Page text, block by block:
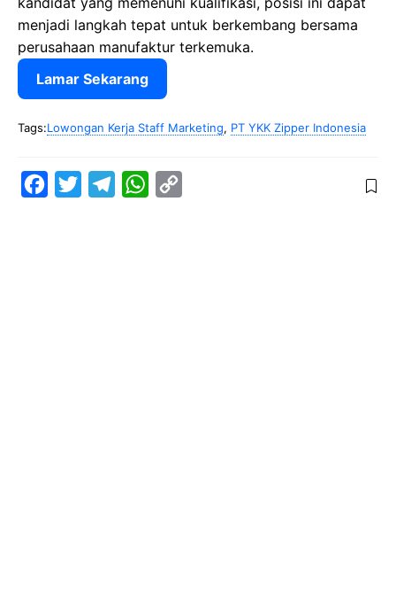
menjadi langkah tepat untuk berkembang bersama
perusahaan manufaktur terkemuka.
Lamar Sekarang
Tags:Lowongan Kerja Staff Marketing, PT YKK Zipper Indonesia
W